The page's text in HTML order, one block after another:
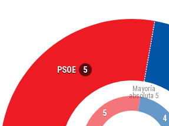
PSOE 5
Mayoría
absoluta 5
5
4